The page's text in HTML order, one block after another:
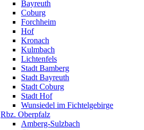
Bayreuth
Coburg
Forchheim
Hof
Kronach
Kulmbach
Lichtenfels
Stadt Bamberg
Stadt Bayreuth
Stadt Coburg
Stadt Hof
Wunsiedel im Fichtelgebirge
Rbz. Oberpfalz
Amberg-Sulzbach